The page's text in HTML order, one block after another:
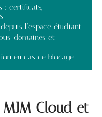
: certificats,
l’espace étudiant
domaines et
en cas de blocage
Cloud et